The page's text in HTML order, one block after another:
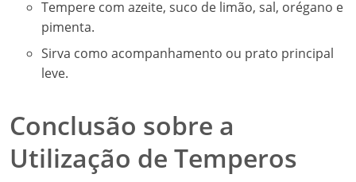
Tempere com azeite, suco de limão, sal, orégano e
pimenta.
Sirva como acompanhamento ou prato principal
leve.
Conclusão sobre a
Utilização de Temperos